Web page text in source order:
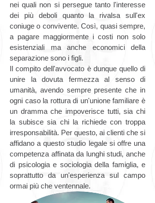
nei quali non si persegue tanto l'interesse
dei più deboli quanto la rivalsa sull'ex
coniuge o convivente. Così, quasi sempre,
a pagare maggiormente i costi non solo
esistenziali ma anche economici della
separazione sono i figli.
Il compito dell'avvocato è dunque quello di
unire la dovuta fermezza al senso di
umanità, avendo sempre presente che in
ogni caso la rottura di un'unione familiare è
un dramma che impoverisce tutti, sia chi
la subisce sia chi la richiede con troppa
irresponsabilità. Per questo, ai clienti che si
affidano a questo studio legale si offre una
competenza affinata da lunghi studi, anche
di psicologia e sociologia della famiglia, e
soprattutto da un'esperienza sul campo
ormai più che ventennale.